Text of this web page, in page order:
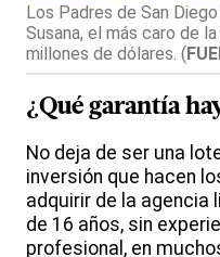
Los Padres de San
Susana, el más caro de
millones de dólares. (
¿Qué garantía
No deja de ser una
inversión que hacen
adquirir de la agencia
de 16 años, sin
profesional, en